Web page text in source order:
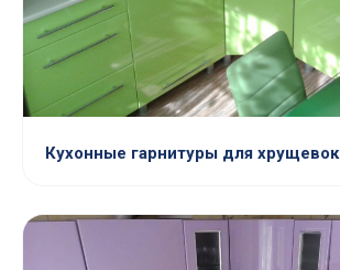
Кухонные гарнитуры для хрущевок